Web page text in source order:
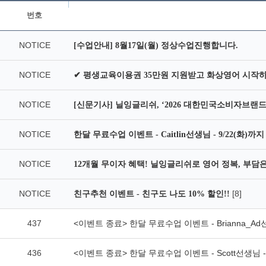
번호
NOTICE [수업안내] 8월17일(월) 정상수업진행합니다.
NOTICE ✔ 평생교육이용권 35만원 지원받고 화상영어 시작
NOTICE [신문기사] 닐잉글리쉬, ‘2026 대한민국소비자브랜
NOTICE 한달 무료수업 이벤트 - Caitlin선생님 - 9/22(화)까지
NOTICE 12개월 무이자 혜택! 닐잉글리쉬로 영어 정복, 부담
NOTICE 친구추천 이벤트 - 친구도 나도 10% 할인!! [8]
437 <이벤트 종료> 한달 무료수업 이벤트 - Brianna_Ad
436 <이벤트 종료> 한달 무료수업 이벤트 - Scott선생님